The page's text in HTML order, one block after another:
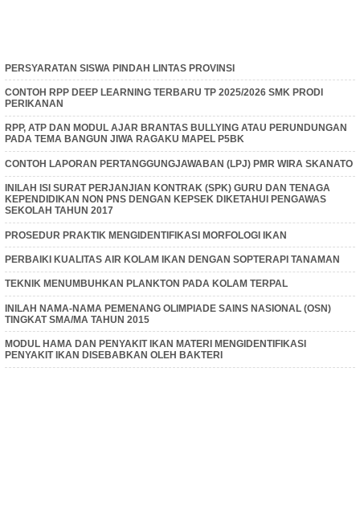
PERSYARATAN SISWA PINDAH LINTAS PROVINSI
CONTOH RPP DEEP LEARNING TERBARU TP 2025/2026 SMK PRODI
PERIKANAN
RPP, ATP DAN MODUL AJAR BRANTAS BULLYING ATAU PERUNDUNGAN
PADA TEMA BANGUN JIWA RAGAKU MAPEL P5BK
CONTOH LAPORAN PERTANGGUNGJAWABAN (LPJ) PMR WIRA SKANATO
INILAH ISI SURAT PERJANJIAN KONTRAK (SPK) GURU DAN TENAGA
KEPENDIDIKAN NON PNS DENGAN KEPSEK DIKETAHUI PENGAWAS
SEKOLAH TAHUN 2017
PROSEDUR PRAKTIK MENGIDENTIFIKASI MORFOLOGI IKAN
PERBAIKI KUALITAS AIR KOLAM IKAN DENGAN SOPTERAPI TANAMAN
TEKNIK MENUMBUHKAN PLANKTON PADA KOLAM TERPAL
INILAH NAMA-NAMA PEMENANG OLIMPIADE SAINS NASIONAL (OSN)
TINGKAT SMA/MA TAHUN 2015
MODUL HAMA DAN PENYAKIT IKAN MATERI MENGIDENTIFIKASI
PENYAKIT IKAN DISEBABKAN OLEH BAKTERI